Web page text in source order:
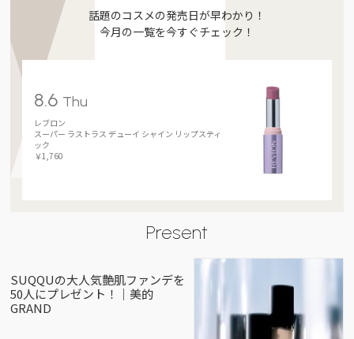
話題のコスメの発売日が早わかり！
今月の一覧を今すぐチェック！
8.6 Thu
レブロン
スーパー ラストラス デューイ シャイン リップスティ
ック
￥1,760
Present
SUQQUの大人気艶肌ファンデを
50人にプレゼント！｜美的
GRAND